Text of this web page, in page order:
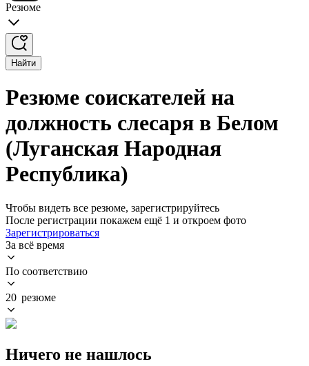
Резюме
Найти
Резюме соискателей на
должность слесаря в Белом
(Луганская Народная
Республика)
Чтобы видеть все резюме, зарегистрируйтесь
После регистрации покажем ещё 1 и откроем фото
Зарегистрироваться
За всё время
По соответствию
20 резюме
Ничего не нашлось